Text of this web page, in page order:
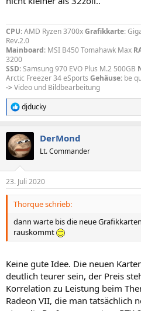
CPU: AMD Ryzen 3700xGrafikkarte:
Rev.2.0
Mainboard: MSI B450 Tomahawk Max
3200
SSD: Samsung 970 EVO Plus M.2 500GB
Arctic Freezer 34 eSports Gehäuse: be
->Video und Bildbearbeitung
R
e
k
t
i
e
n
djducky
DerMond
Lt. Commander
23. Juli 2020
Thorque schrieb:
dann warte bis die neue
rauskommt
Keine gute Idee. Die neuen
deutlich teurer sein, der Preis
Korrelation zu Leistung beim
Radeon VII, die man tatsächlich